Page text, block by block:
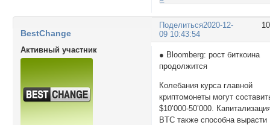
Поделиться2020-12-
09 10:43:54
BestChange
Активный участник
● Bloomberg: рост биткоина
продолжится
Колебания курса главной
криптомонеты могут
$10’000-50’000.
BTC также способна вырасти